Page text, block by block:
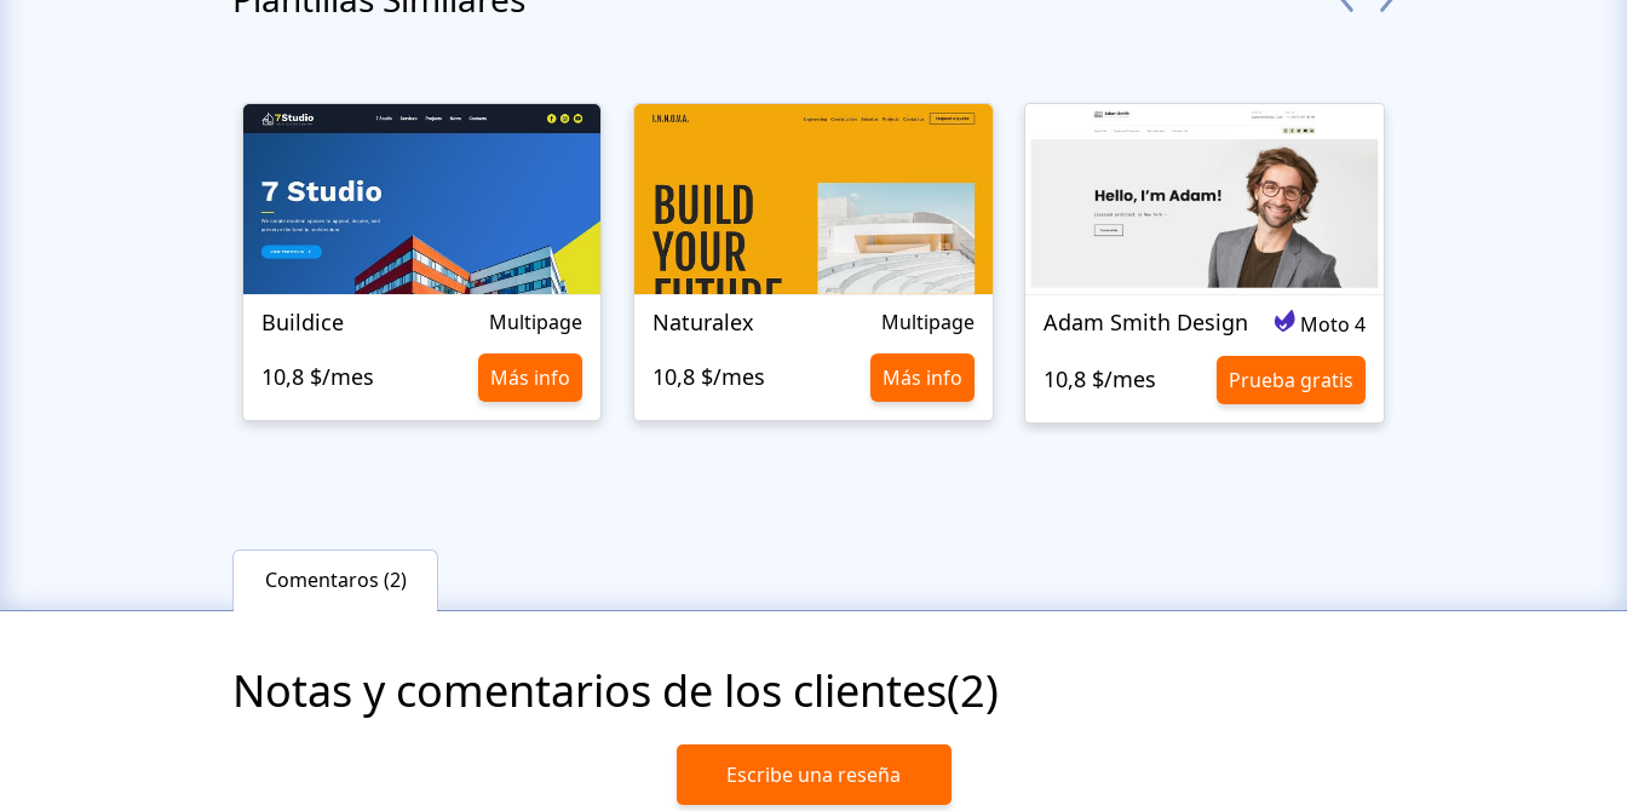
Buildice Multipage
10,8 $/mes Más info
Naturalex Multipage
10,8 $/mes Más info
Adam Smith Design Moto 4
10,8 $/mes Prueba gratis
Comentaros (2)
Notas y comentarios de los clientes(2)
Escribe una reseña